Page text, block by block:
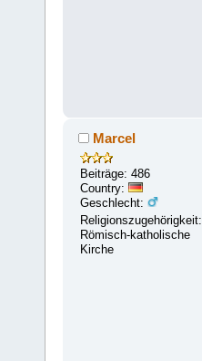
Marcel
Beiträge: 486
Country:
Geschlecht:
Religionszugehörigkeit:
Römisch-katholische
Kirche